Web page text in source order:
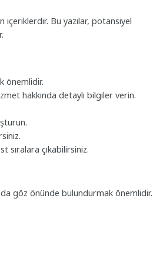
içeriklerdir. Bu yazılar, potansiyel
önemlidir.
hakkında detaylı bilgiler verin.
sıralara çıkabilirsiniz.
da göz önünde bulundurmak önemlidir.